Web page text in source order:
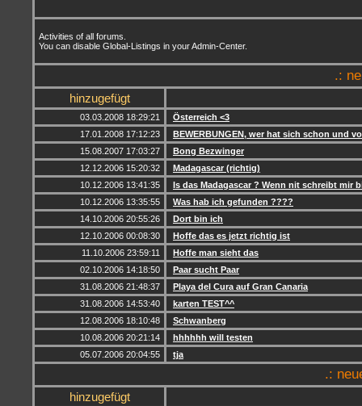
Activities of all forums.
You can disable Global-Listings in your Admin-Center.
.:
hinzugefügt
03.03.2008 18:29:21
Österreich <3
17.01.2008 17:12:23
BEWERBUNGEN, wer hat sich schon und
15.08.2007 17:03:27
Bong Bezwinger
12.12.2006 15:20:32
Madagascar (richtig)
10.12.2006 13:41:35
Is das Madagascar ? Wenn nit schreibt mir
10.12.2006 13:35:55
Was hab ich gefunden ????
14.10.2006 20:55:26
Dort bin ich
12.10.2006 00:08:30
Hoffe das es jetzt richtig ist
11.10.2006 23:59:11
Hoffe man sieht das
02.10.2006 14:18:50
Paar sucht Paar
31.08.2006 21:48:37
Playa del Cura auf Gran Canaria
31.08.2006 14:53:40
karten TEST^^
12.08.2006 18:10:48
Schwanberg
10.08.2006 20:21:14
hhhhhh will testen
05.07.2006 20:04:55
tja
.:
hinzugefügt